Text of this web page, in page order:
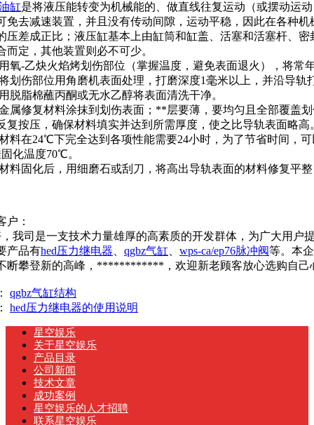
缸是将液压能转变为机械能的、做直线往复运动（或摆动运
免去减速装置，并且没有传动间隙，运动平稳，因此在各种
压差成正比；液压缸基本上由缸筒和缸盖、活塞和活塞杆、
而定，其他装置则必不可少。
-乙炔火焰烤划伤部位（掌握温度，避免表面退火），将常
伤部位用角磨机表面处理，打磨深度1毫米以上，并沿导轨
脂棉蘸丙酮或无水乙醇将表面清洗干净。
修复材料涂抹到划伤表面；**层要薄，要均匀且全部覆盖划
复按压，确保材料填实并达到所需厚度，使之比导轨表面略高
在24℃下完全达到各项性能需要24小时，为了节省时间，可
化温度70℃。
固化后，用细磨石或刮刀，将高出导轨表面的材料修复平整
户：
司是一支技术力量雄厚的高素质的开发群体，为广大用户
产品有hed压力继电器、 qgbz气缸、 wps-ca/ep76脉冲阀等。本
断攀登新的高峰，************，欢迎新老顾客放心选购自己
qgbz气缸结构
hed压力继电器的使用说明
星空娱乐
关于星空娱乐
产品目录
公司新闻
技术文章
成功案例
星空娱乐的人才招聘
联系星空娱乐